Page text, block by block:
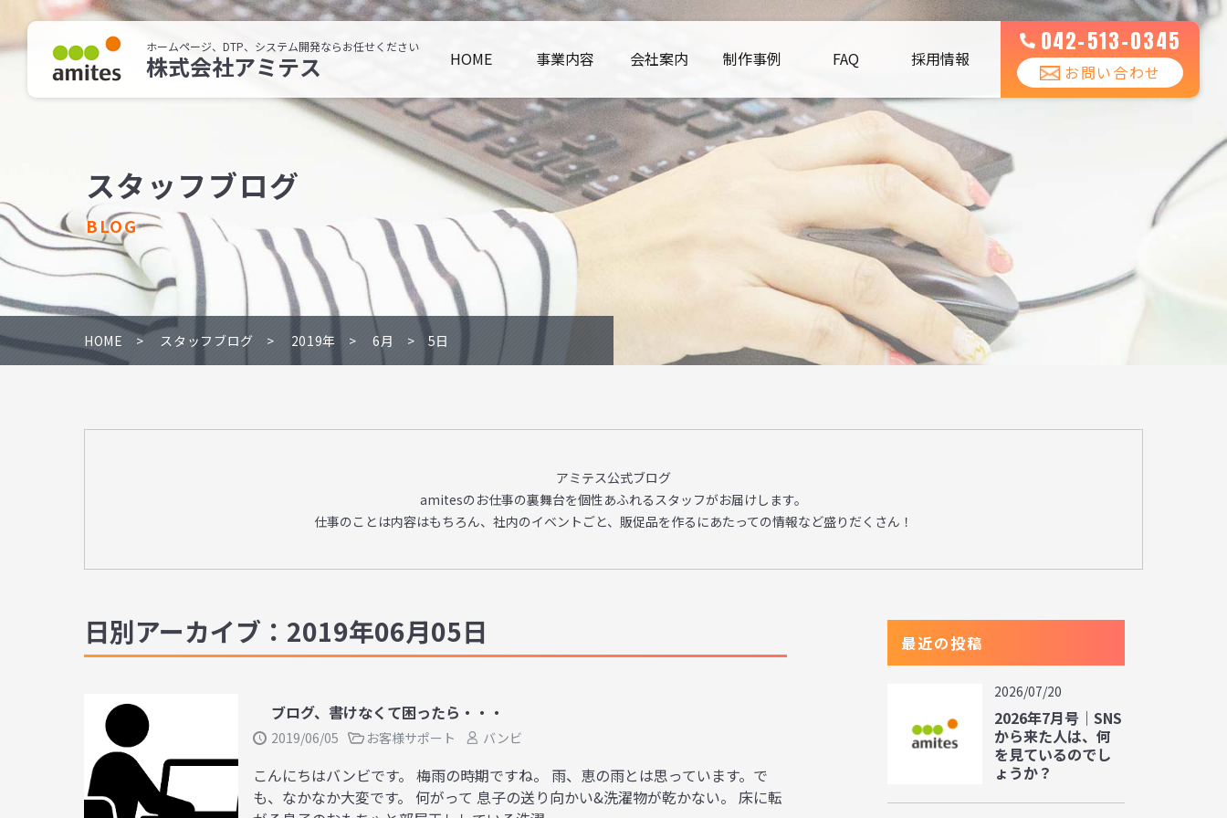
ホームページ、DTP、システム開発ならお任せください
株式会社アミテス HOME 事業内容 会社案内 制作事例 FAQ 採用情報
042-513-0345
お問い合わせ
スタッフブログ
BLOG
HOME スタッフブログ 2019年 6月 5日
アミテス公式ブログ
amitesのお仕事の裏舞台を個性あふれるスタッフがお届けします。
仕事のことは内容はもちろん、 社内のイベントごと、販促品を作るにあたっての情報など盛りだくさん！
日別アーカイブ：2019年06月05日
ブログ、書けなくて困ったら・・・
2019/06/05 お客様サポート バンビ
こんにちはバンビです。 梅雨の時期ですね。 雨、恵の雨とは思っています。で
も、なかなか大変です。 何がって 息子の送り向かい&洗濯物が乾かない。 床に転
最近の投稿
2026/07/20
2026年7月号｜SNS
から来た人は、何
を見ているのでし
ょうか？